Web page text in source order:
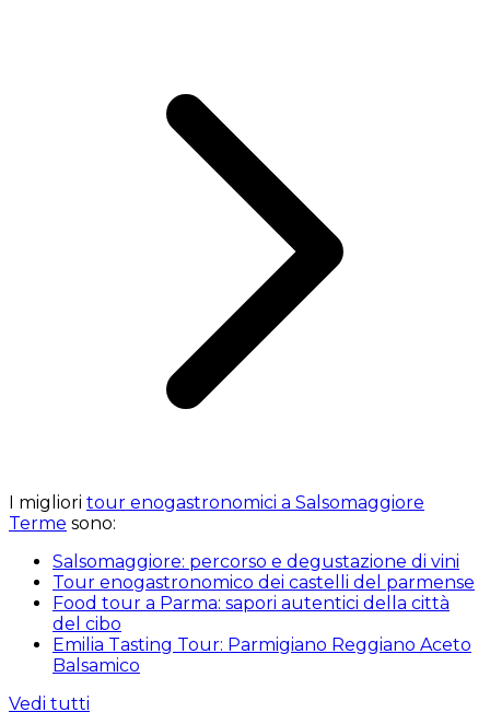
I migliori tour enogastronomici a Salsomaggiore
Terme sono:
Salsomaggiore: percorso e degustazione di vini
Tour enogastronomico dei castelli del parmense
Food tour a Parma: sapori autentici della città
del cibo
Emilia Tasting Tour: Parmigiano Reggiano Aceto
Balsamico
Vedi tutti